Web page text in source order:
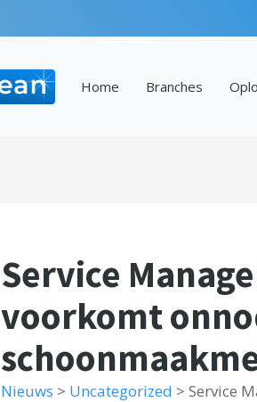
Home Branches
Service
voorkomt
Nieuws > Uncategorized > Service